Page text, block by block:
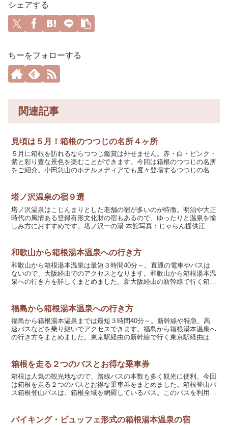
シェアする
ちーをフォローする
関連記事
見頃は５月！箱根のつつじの名所４ヶ所
５月に箱根を訪れるならつつじ鑑賞は外せません。赤・白・ピンク・
紫と彩り豊な景色を楽むことができます。今回は箱根のつつじの名所
をご紹介。小田急山のホテルメディアでも度々登場するつつじの名
塔ノ沢温泉の宿９選
塔ノ沢温泉はこじんまりとした老舗の宿が多いのが特徴。明治や大正
時代の風情ある登録有形文化財の宿もあるので、ゆったりと温泉を愉
しみ方におすすめです。塔ノ沢一の湯 本館写真：じゃらん提供江戸
和歌山から箱根湯本温泉への行き方
和歌山から箱根湯本温泉は最短３時間40分～。直通の電車やバスは
ないので、大阪経由でのアクセスとなります。和歌山から箱根湯本温
泉への行き方を詳しくまとめました。新大阪経由の新幹線で行く箱根
福島から箱根湯本温泉への行き方
福島から箱根湯本温泉までは最短３時間40分～。新幹線や特急、高
速バスなどを乗り継いでアクセスできます。福島から箱根湯本温泉へ
の行き方をまとめました。東京駅経由の新幹線で行く東京駅経由は、
箱根を走る２つのバスとお得な乗車券
箱根は人気の観光地なので、路線バスの本数も多く観光に便利。今回
は箱根を走る２つのバスとお得な乗車券をまとめました。箱根登山バ
ス箱根登山バスは、箱根全域を網羅しているバス。このバスを利用す
バイキング・ビュッフェ形式の箱根湯本温泉の宿